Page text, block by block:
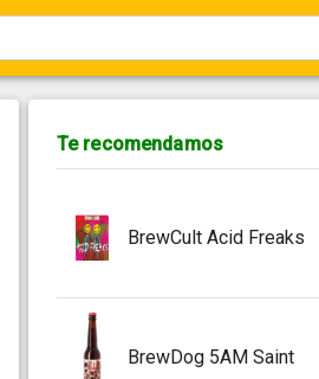
Te recomendamos
BrewCult Acid Freaks
BrewDog 5AM Saint